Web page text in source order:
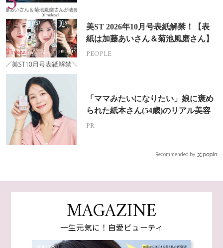
美ST 2026年10月号表紙解禁！【表
紙は加藤あいさん＆菊池風磨さん】
PEOPLE
「ママみたいになりたい」娘に褒め
られた紙本さん(54歳)のリアル美容
PR
Recommended by
MAGAZINE
一生元気に！自愛ビューティ